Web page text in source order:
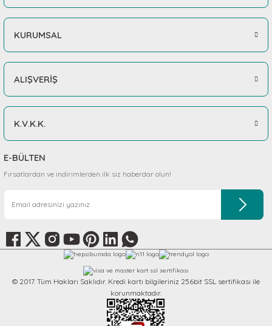
KURUMSAL
ALIŞVERİŞ
K.V.K.K.
E-BÜLTEN
Fırsatlardan ve indirimlerden ilk siz haberdar olun!
© 2017. Tüm Hakları Saklıdır. Kredi kartı bilgileriniz 256bit SSL sertifikası ile
korunmaktadır.